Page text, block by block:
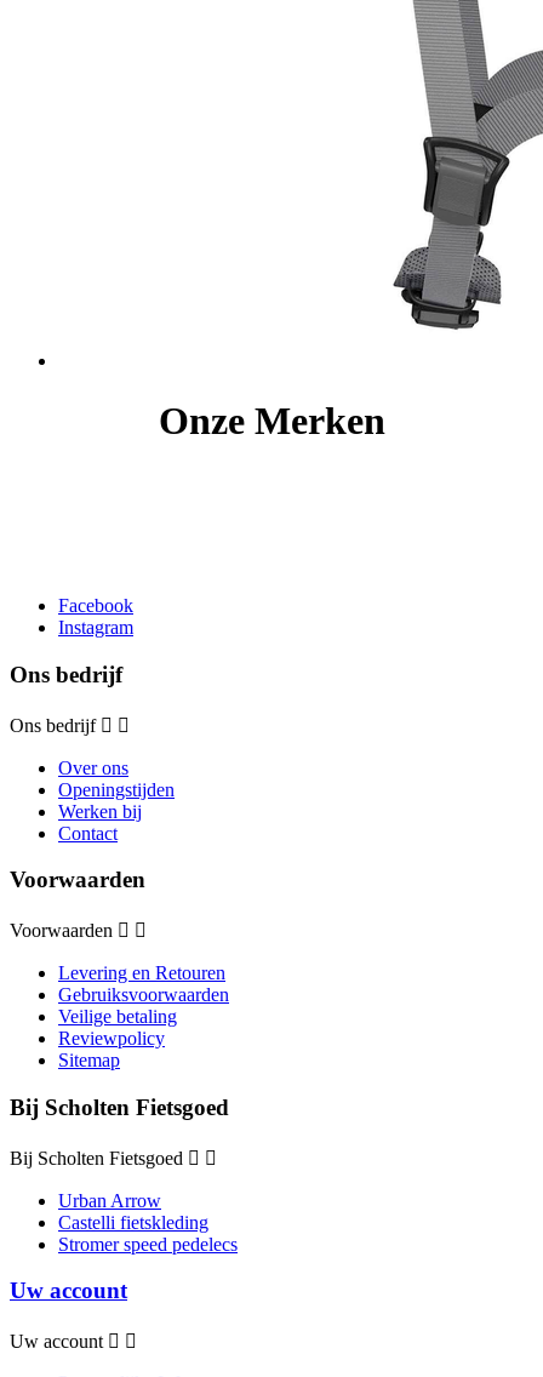
Onze Merken
Facebook
Instagram
Ons bedrijf
Ons bedrijf  
Over ons
Openingstijden
Werken bij
Contact
Voorwaarden
Voorwaarden  
Levering en Retouren
Gebruiksvoorwaarden
Veilige betaling
Reviewpolicy
Sitemap
Bij Scholten Fietsgoed
Bij Scholten Fietsgoed  
Urban Arrow
Castelli fietskleding
Stromer speed pedelecs
Uw account
Uw account  